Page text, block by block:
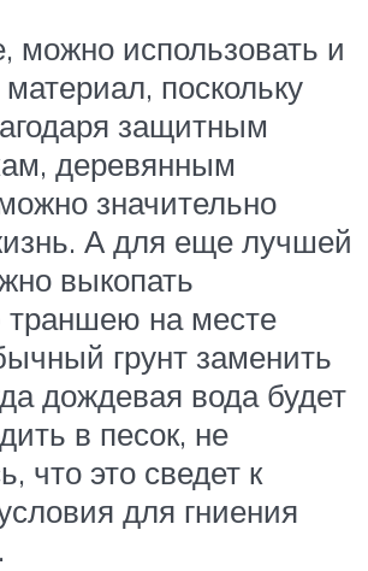
можно использовать и
поскольку
защитным
деревянным
значительно
А для еще лучшей
выкопать
на месте
грунт заменить
дождевая вода будет
в песок, не
что это сведет к
для гниения